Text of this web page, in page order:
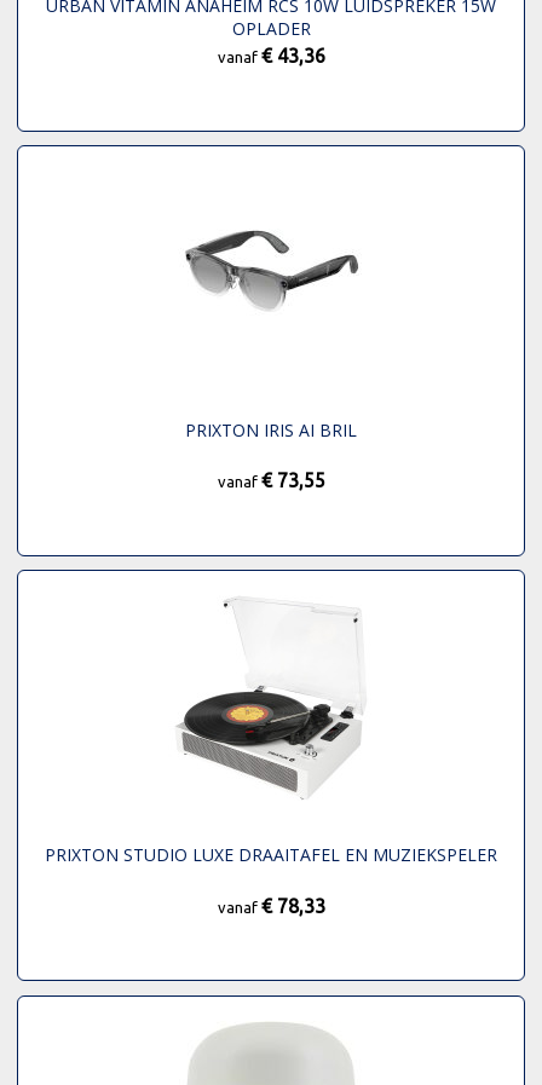
URBAN VITAMIN ANAHEIM RCS 10W LUIDSPREKER 15W
OPLADER
vanaf € 43,36
PRIXTON IRIS AI BRIL
vanaf € 73,55
PRIXTON STUDIO LUXE DRAAITAFEL EN MUZIEKSPELER
vanaf € 78,33